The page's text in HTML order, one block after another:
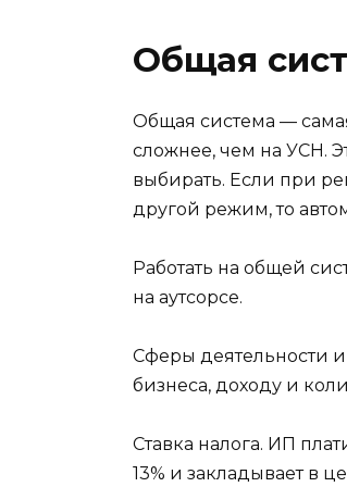
Общая
Общая система —
сложнее, чем на УСН.
выбирать. Если при
другой режим, то
Работать на общей
на аутсорсе.
Сферы деятельности
бизнеса, доходу и
Ставка налога. ИП
13% и закладывает в